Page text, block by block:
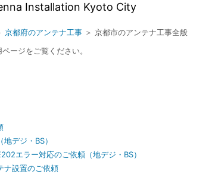
Installation Kyoto City
京都府のアンテナ工事 ＞ 京都市のアンテナ工事全般
ージをご覧ください。
デジ・BS）
エラー対応のご依頼（地デジ・BS）
ナ設置のご依頼